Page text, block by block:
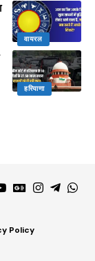
वायरल
हरियाणा
Policy